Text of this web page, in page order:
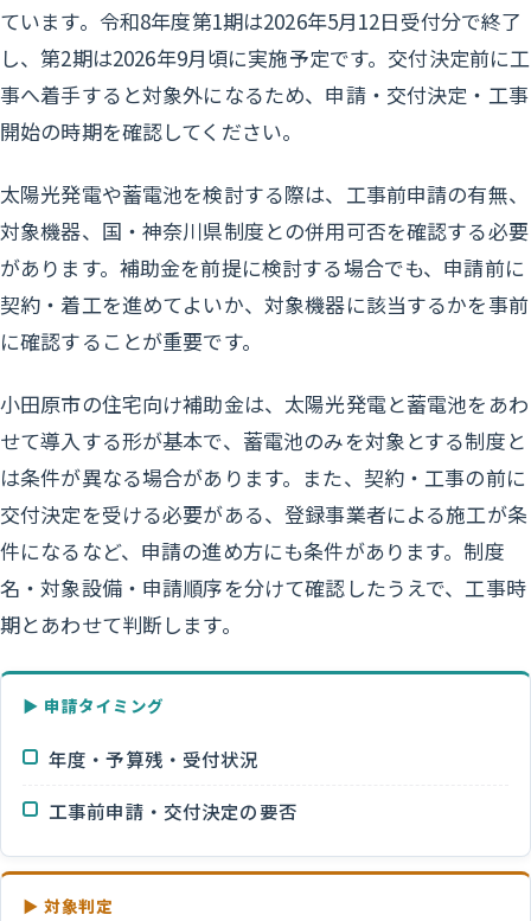
ています。令和8年度第1期は2026年5月12日受付分で終了
し、第2期は2026年9月頃に実施予定です。交付決定前に工
事へ着手すると対象外になるため、申請・交付決定・工事
開始の時期を確認してください。
太陽光発電や蓄電池を検討する際は、工事前申請の有無、
対象機器、国・神奈川県制度との併用可否を確認する必要
があります。補助金を前提に検討する場合でも、申請前に
契約・着工を進めてよいか、対象機器に該当するかを事前
に確認することが重要です。
小田原市の住宅向け補助金は、太陽光発電と蓄電池をあわ
せて導入する形が基本で、蓄電池のみを対象とする制度と
は条件が異なる場合があります。また、契約・工事の前に
交付決定を受ける必要がある、登録事業者による施工が条
件になるなど、申請の進め方にも条件があります。制度
名・対象設備・申請順序を分けて確認したうえで、工事時
期とあわせて判断します。
▶ 申請タイミング
年度・予算残・受付状況
工事前申請・交付決定の要否
▶ 対象判定